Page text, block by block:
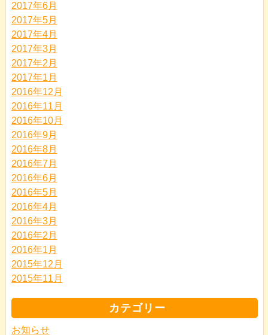
2017年6月
2017年5月
2017年4月
2017年3月
2017年2月
2017年1月
2016年12月
2016年11月
2016年10月
2016年9月
2016年8月
2016年7月
2016年6月
2016年5月
2016年4月
2016年3月
2016年2月
2016年1月
2015年12月
2015年11月
カテゴリー
お知らせ